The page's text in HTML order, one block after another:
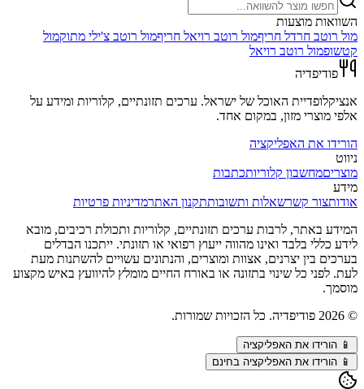
השוואות מוצעות
מול רוטב חרדל חריףמול רוטב רויאל חריףמול רוטב צ'ילי מתוקמול
קטשופמול רוטב רויאל
פודיפדיה
אנציקלופדיית האוכל של ישראל. ערכים תזונתיים, קלוריות ומידע על
אלפי מוצרי מזון, במקום אחד.
הורידו את האפליקציה
ניווט
מוצריםמחשבון קלוריותכתבות
מידע
אודותצור קשרשאלות ותשובותתקנון האתרמדיניות פרטיות
המידע באתר, לרבות ערכים תזונתיים, קלוריות ותכולת רכיבים, מובא
לידע כללי בלבד ואינו מהווה ייעוץ רפואי או תזונתי. ייתכנו הבדלים
בערכים בין יצרנים, אצוות ומוצרים, והנתונים עשויים להשתנות מעת
לעת. לפני כל שינוי בתזונה או באורח החיים מומלץ להיוועץ באיש מקצוע
מוסמך.
©
2026 פודיפדיה. כל הזכויות שמורות.
📱 הורידו את האפליקציה
📱 הורידו את האפליקציה בחינם